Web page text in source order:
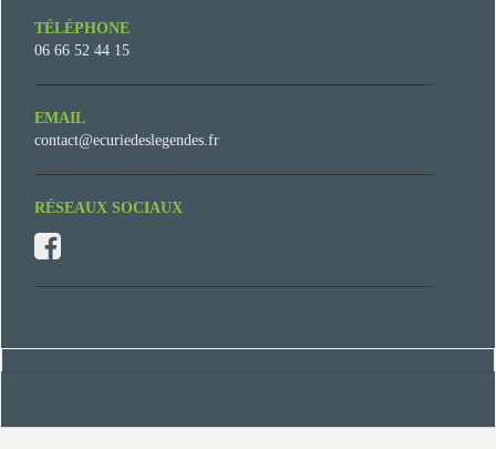
TÉLÉPHONE
06 66 52 44 15
EMAIL
contact@ecuriedeslegendes.fr
RÉSEAUX SOCIAUX